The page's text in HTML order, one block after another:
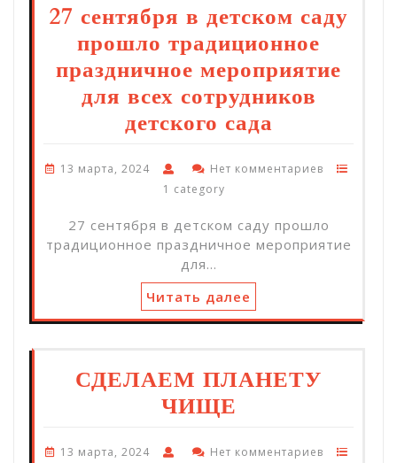
27 сентября в детском саду
прошло традиционное
праздничное мероприятие
для всех сотрудников
детского сада
13 марта, 2024
Нет комментариев
1 category
27 сентября в детском саду прошло
традиционное праздничное мероприятие
для…
Читать далее
СДЕЛАЕМ ПЛАНЕТУ
ЧИЩЕ
13 марта, 2024
Нет комментариев